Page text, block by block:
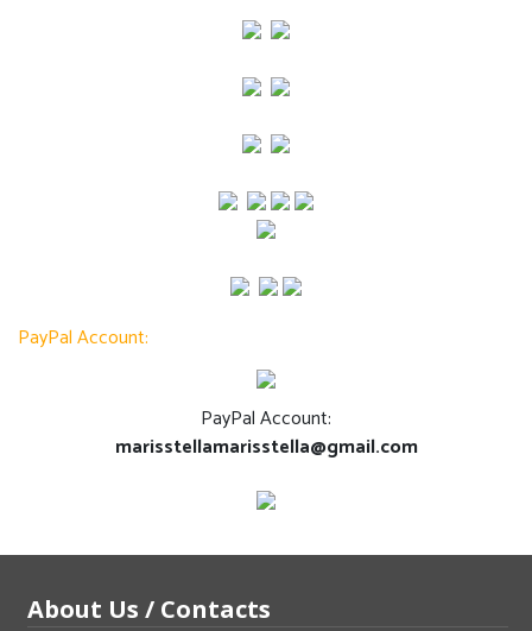
PayPal Account:
PayPal Account:
marisstellamarisstella@gmail.com
About Us / Contacts